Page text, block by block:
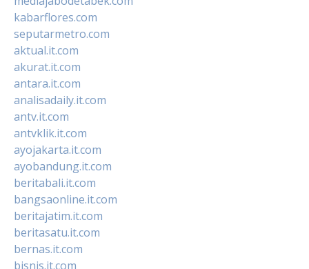
kabarflores.com
seputarmetro.com
aktual.it.com
akurat.it.com
antara.it.com
analisadaily.it.com
antv.it.com
antvklik.it.com
ayojakarta.it.com
ayobandung.it.com
beritabali.it.com
bangsaonline.it.com
beritajatim.it.com
beritasatu.it.com
bernas.it.com
bisnis.it.com